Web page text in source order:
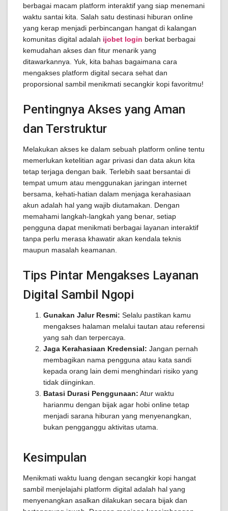
berbagai macam platform interaktif yang siap menemani
waktu santai kita. Salah satu destinasi hiburan online
yang kerap menjadi perbincangan hangat di kalangan
komunitas digital adalah ijobet login berkat berbagai
kemudahan akses dan fitur menarik yang
ditawarkannya. Yuk, kita bahas bagaimana cara
mengakses platform digital secara sehat dan
proporsional sambil menikmati secangkir kopi favoritmu!
Pentingnya Akses yang Aman
dan Terstruktur
Melakukan akses ke dalam sebuah platform online tentu
memerlukan ketelitian agar privasi dan data akun kita
tetap terjaga dengan baik. Terlebih saat bersantai di
tempat umum atau menggunakan jaringan internet
bersama, kehati-hatian dalam menjaga kerahasiaan
akun adalah hal yang wajib diutamakan. Dengan
memahami langkah-langkah yang benar, setiap
pengguna dapat menikmati berbagai layanan interaktif
tanpa perlu merasa khawatir akan kendala teknis
maupun masalah keamanan.
Tips Pintar Mengakses Layanan
Digital Sambil Ngopi
Gunakan Jalur Resmi: Selalu pastikan kamu
mengakses halaman melalui tautan atau referensi
yang sah dan terpercaya.
Jaga Kerahasiaan Kredensial: Jangan pernah
membagikan nama pengguna atau kata sandi
kepada orang lain demi menghindari risiko yang
tidak diinginkan.
Batasi Durasi Penggunaan: Atur waktu
harianmu dengan bijak agar hobi online tetap
menjadi sarana hiburan yang menyenangkan,
bukan pengganggu aktivitas utama.
Kesimpulan
Menikmati waktu luang dengan secangkir kopi hangat
sambil menjelajahi platform digital adalah hal yang
menyenangkan asalkan dilakukan secara bijak dan